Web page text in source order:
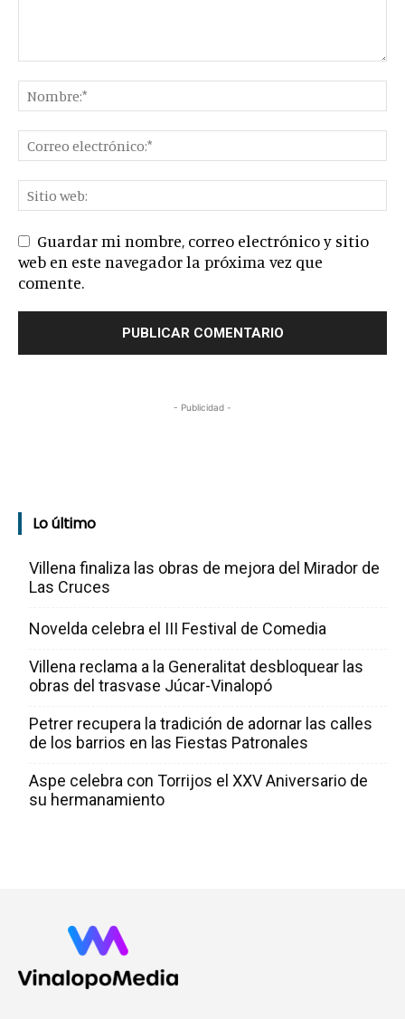
Guardar mi nombre, correo electrónico y sitio
web en este navegador la próxima vez que
comente.
- Publicidad -
Lo último
Villena finaliza las obras de mejora del Mirador de
Las Cruces
Novelda celebra el III Festival de Comedia
Villena reclama a la Generalitat desbloquear las
obras del trasvase Júcar-Vinalopó
Petrer recupera la tradición de adornar las calles
de los barrios en las Fiestas Patronales
Aspe celebra con Torrijos el XXV Aniversario de
su hermanamiento